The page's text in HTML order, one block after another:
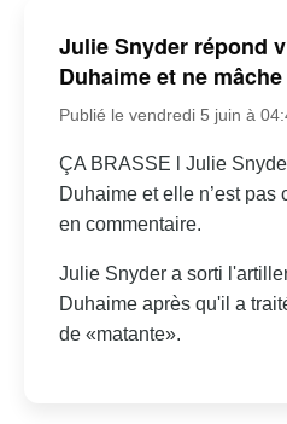
Julie Snyder répond
Duhaime et ne
Publié le vendredi 5 juin à
ÇA BRASSE l Julie
Duhaime et elle n’est pas
en commentaire.
Julie Snyder a sorti
Duhaime après qu'il a
de «matante».